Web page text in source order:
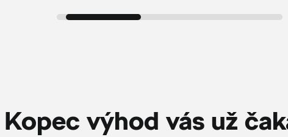
Kopec výhod vás už